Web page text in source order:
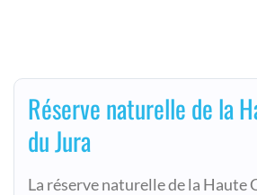
Réserve naturelle de la
du Jura
La réserve naturelle de la Haute